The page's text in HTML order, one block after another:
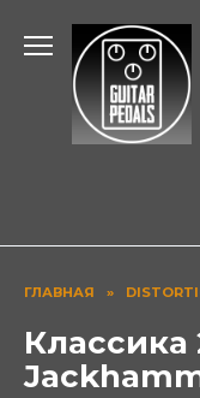
содержанию
ГЛАВНАЯ »
Классика